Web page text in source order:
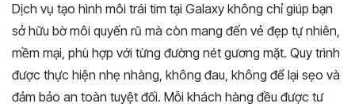
Dịch vụ tạo hình môi trái tim tại Galaxy không chỉ giúp bạn
sở hữu bờ môi quyến rũ mà còn mang đến vẻ đẹp tự nhiên,
mềm mại, phù hợp với từng đường nét gương mặt. Quy trình
được thực hiện nhẹ nhàng, không đau, không để lại sẹo và
đảm bảo an toàn tuyệt đối. Mỗi khách hàng đều được tư